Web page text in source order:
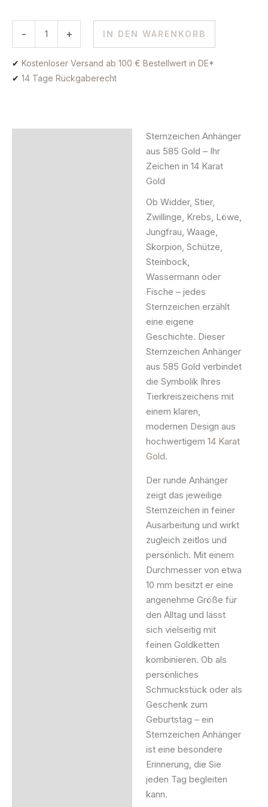
- + IN DEN WARENKORB
✔ Kostenloser Versand ab 100 € Bestellwert in DE*
✔ 14 Tage Rückgaberecht
Sternzeichen Anhänger
aus 585 Gold – Ihr
Zeichen in 14 Karat
Gold
Ob Widder, Stier,
Zwillinge, Krebs, Löwe,
Jungfrau, Waage,
Skorpion, Schütze,
Steinbock,
Wassermann oder
Fische – jedes
Sternzeichen erzählt
eine eigene
Geschichte. Dieser
Sternzeichen Anhänger
aus 585 Gold verbindet
die Symbolik Ihres
Tierkreiszeichens mit
einem klaren,
modernen Design aus
hochwertigem 14 Karat
Gold.
Der runde Anhänger
zeigt das jeweilige
Sternzeichen in feiner
Ausarbeitung und wirkt
zugleich zeitlos und
persönlich. Mit einem
Durchmesser von etwa
10 mm besitzt er eine
angenehme Größe für
den Alltag und lässt
sich vielseitig mit
feinen Goldketten
kombinieren. Ob als
persönliches
Schmuckstück oder als
Geschenk zum
Geburtstag – ein
Sternzeichen Anhänger
ist eine besondere
Erinnerung, die Sie
jeden Tag begleiten
kann.